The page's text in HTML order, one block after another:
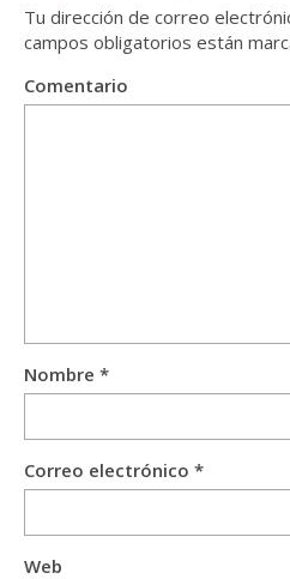
Tu dirección de correo
campos obligatorios están
Comentario
Nombre *
Correo electrónico *
Web